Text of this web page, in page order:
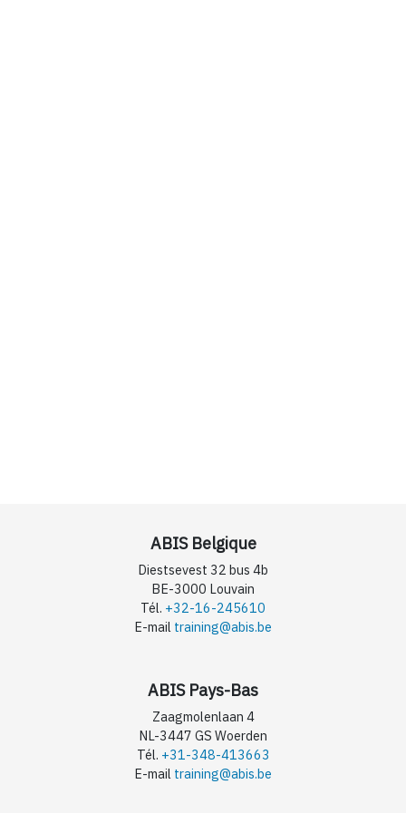
ABIS Belgique
Diestsevest 32 bus 4b
BE-3000 Louvain
Tél. +32-16-245610
E-mail training@abis.be
ABIS Pays-Bas
Zaagmolenlaan 4
NL-3447 GS Woerden
Tél. +31-348-413663
E-mail training@abis.be